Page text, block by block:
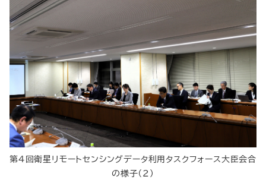
第4回衛星リモートセンシングデータ利用タスクフォース大臣会合
の様子（2）